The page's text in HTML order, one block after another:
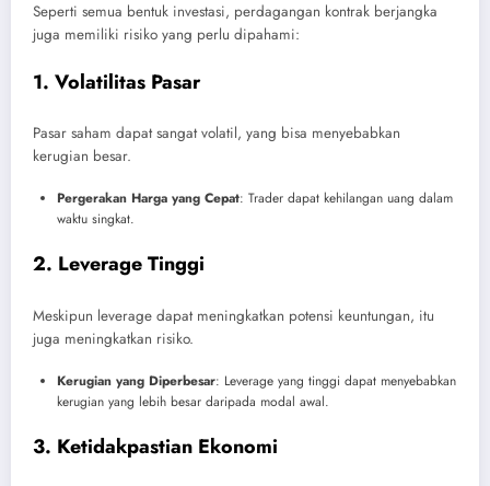
Seperti semua bentuk investasi, perdagangan kontrak berjangka
juga memiliki risiko yang perlu dipahami:
1. Volatilitas Pasar
Pasar saham dapat sangat volatil, yang bisa menyebabkan
kerugian besar.
Pergerakan Harga yang Cepat: Trader dapat kehilangan uang dalam
waktu singkat.
2. Leverage Tinggi
Meskipun leverage dapat meningkatkan potensi keuntungan, itu
juga meningkatkan risiko.
Kerugian yang Diperbesar: Leverage yang tinggi dapat menyebabkan
kerugian yang lebih besar daripada modal awal.
3. Ketidakpastian Ekonomi